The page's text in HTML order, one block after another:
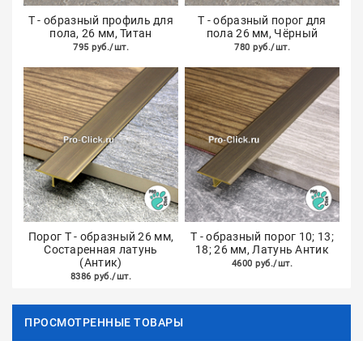
Т - образный профиль для
пола, 26 мм, Титан
795 руб./шт.
Т - образный порог для
пола 26 мм, Чёрный
780 руб./шт.
Порог Т - образный 26 мм,
Состаренная латунь
(Антик)
8386 руб./шт.
Т - образный порог 10; 13;
18; 26 мм, Латунь Антик
4600 руб./шт.
ПРОСМОТРЕННЫЕ ТОВАРЫ